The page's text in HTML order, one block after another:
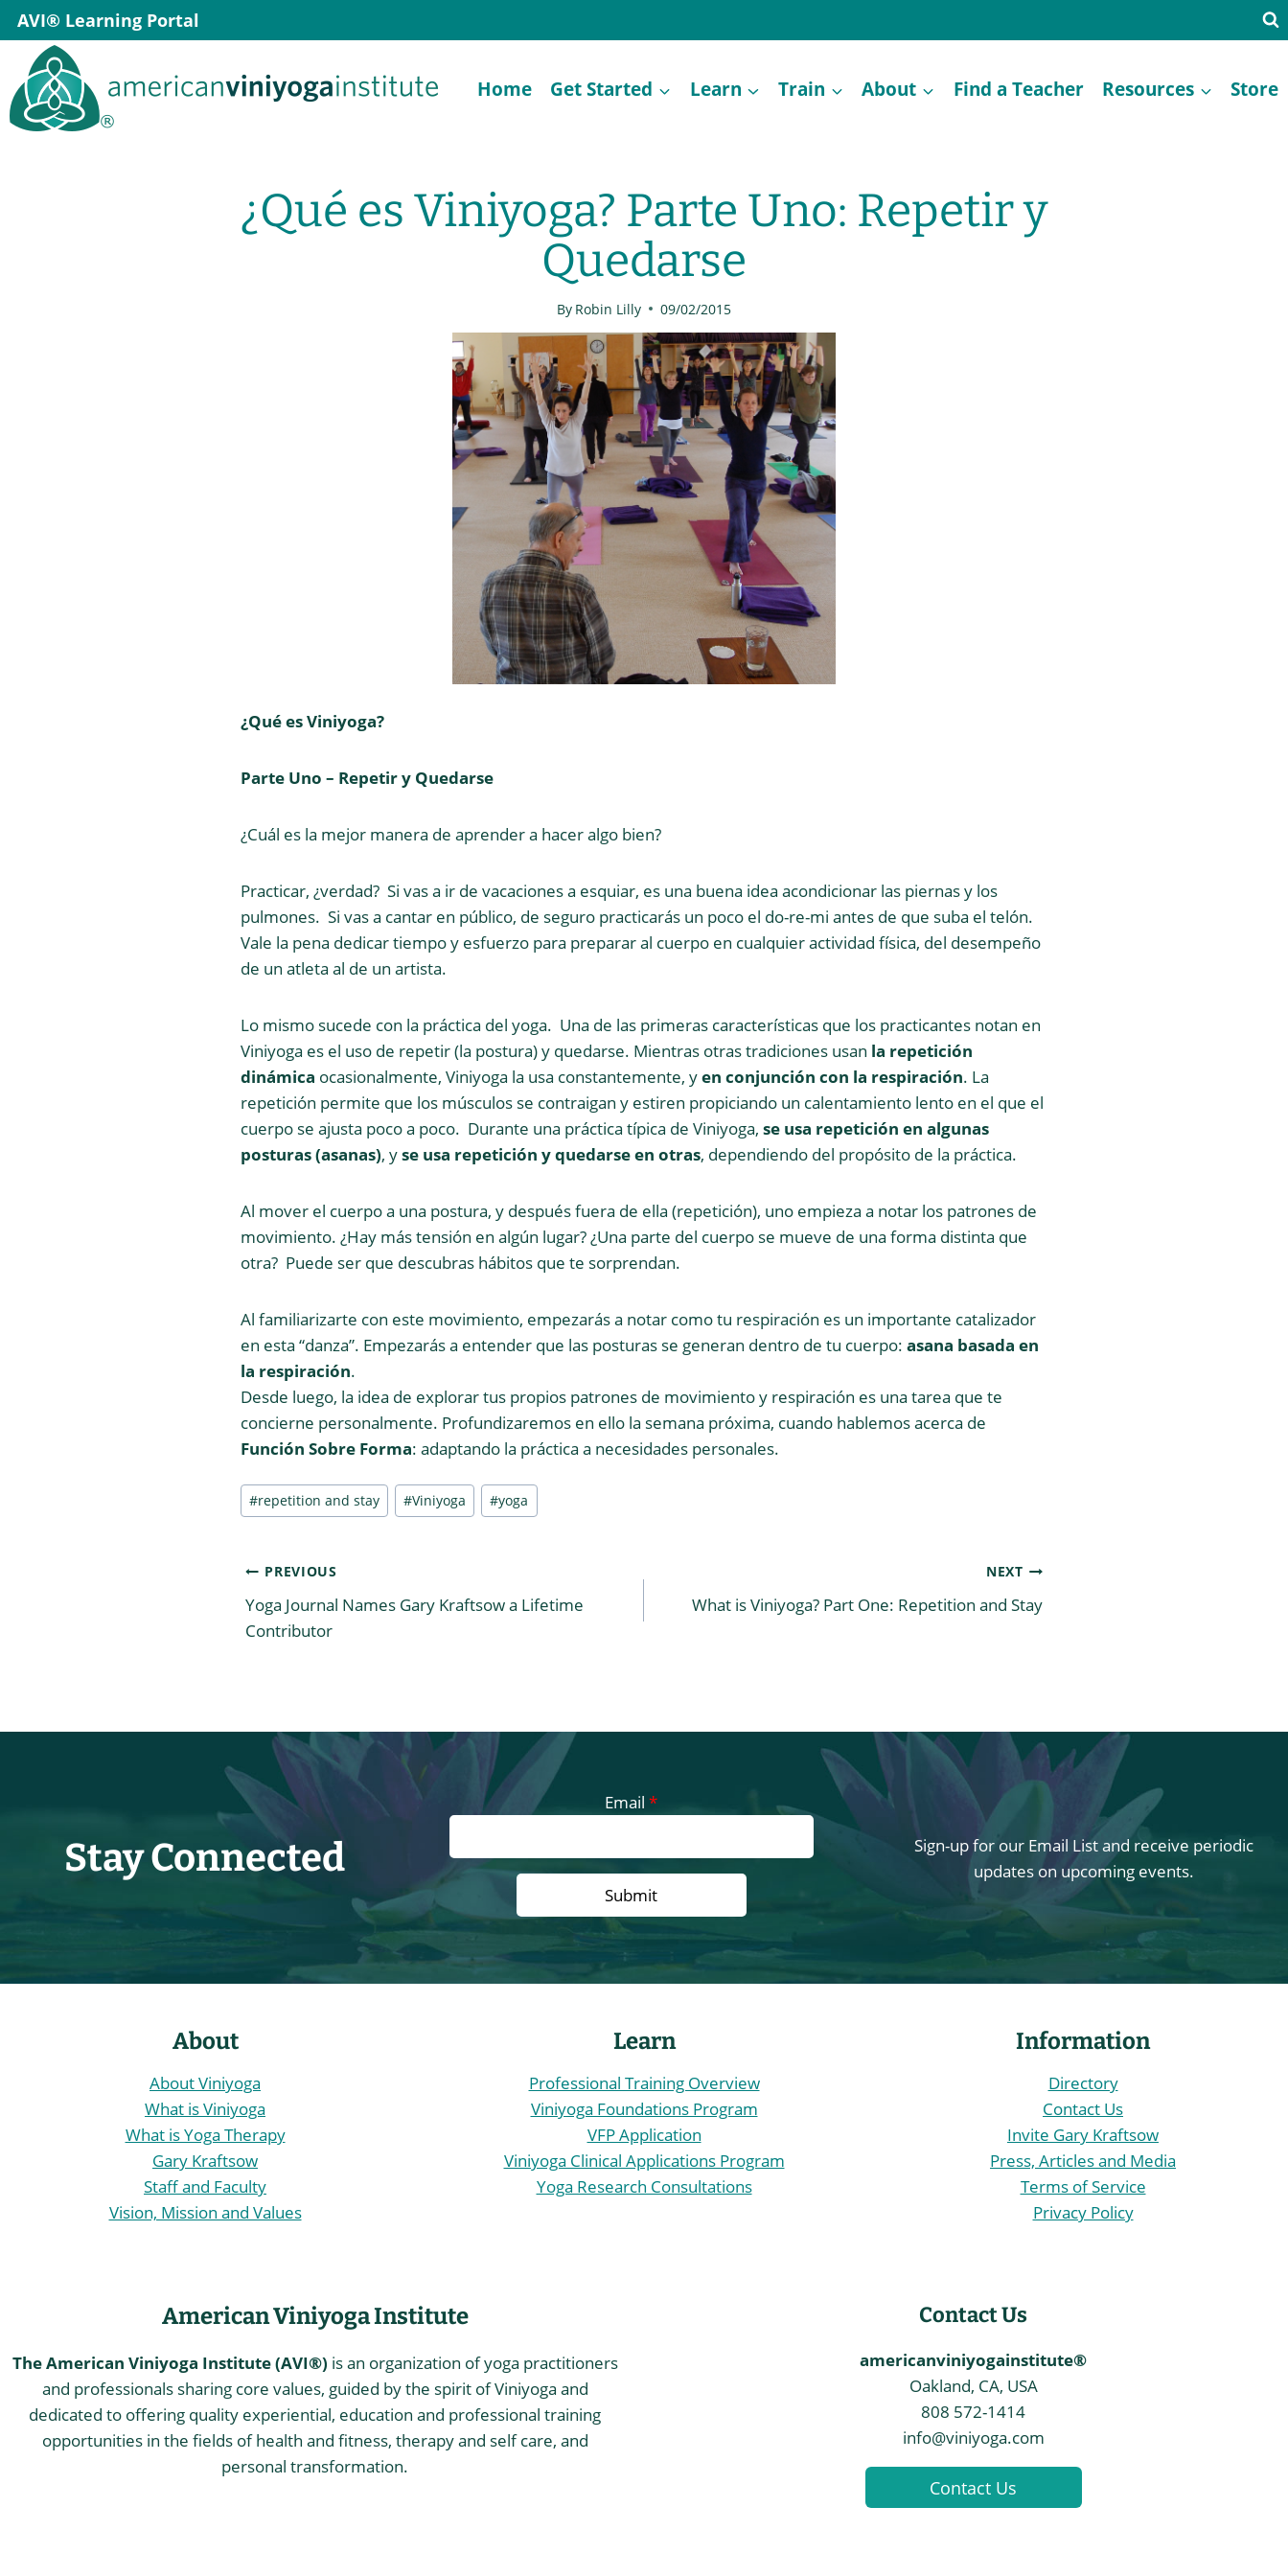
Skip
to
content
AVI® Learning Portal
Home Get Started Learn Train About Find a Teacher Resources Store
¿Qué es Viniyoga? Parte Uno: Repetir y
Quedarse
By Robin Lilly 09/02/2015
¿Qué es Viniyoga?
Parte Uno – Repetir y Quedarse
¿Cuál es la mejor manera de aprender a hacer algo bien?
Practicar, ¿verdad? Si vas a ir de vacaciones a esquiar, es una buena idea acondicionar las piernas y los
pulmones. Si vas a cantar en público, de seguro practicarás un poco el do-re-mi antes de que suba el telón.
Vale la pena dedicar tiempo y esfuerzo para preparar al cuerpo en cualquier actividad física, del desempeño
de un atleta al de un artista.
Lo mismo sucede con la práctica del yoga. Una de las primeras características que los practicantes notan en
Viniyoga es el uso de repetir (la postura) y quedarse. Mientras otras tradiciones usan la repetición
dinámica ocasionalmente, Viniyoga la usa constantemente, yen conjunción con la respiración. La
repetición permite que los músculos se contraigan y estiren propiciando un calentamiento lento en el que el
cuerpo se ajusta poco a poco. Durante una práctica típica de Viniyoga, se usa repetición en algunas
posturas (asanas), yse usa repetición y quedarse en otras, dependiendo del propósito de la práctica.
Al mover el cuerpo a una postura, y después fuera de ella (repetición), uno empieza a notar los patrones de
movimiento. ¿Hay más tensión en algún lugar? ¿Una parte del cuerpo se mueve de una forma distinta que
otra? Puede ser que descubras hábitos que te sorprendan.
Al familiarizarte con este movimiento, empezarás a notar como tu respiración es un importante catalizador
en esta “danza”. Empezarás a entender que las posturas se generan dentro de tu cuerpo: asana basada en
la respiración.
Desde luego, la idea de explorar tus propios patrones de movimiento y respiración es una tarea que te
concierne personalmente. Profundizaremos en ello la semana próxima, cuando hablemos acerca de
Función Sobre Forma: adaptando la práctica a necesidades personales.
Post
Tags:
#repetition and stay #Viniyoga #yoga
Post
navigation
PREVIOUS
Yoga Journal Names Gary Kraftsow a Lifetime
Contributor
NEXT
What is Viniyoga? Part One: Repetition and Stay
Stay Connected
Email*
Sign-up for our Email List and receive periodic
updates on upcoming events.
About
About Viniyoga
What is Viniyoga
What is Yoga Therapy
Gary Kraftsow
Staff and Faculty
Vision, Mission and Values
Learn
Professional Training Overview
Viniyoga Foundations Program
VFP Application
Viniyoga Clinical Applications Program
Yoga Research Consultations
Information
Directory
Contact Us
Invite Gary Kraftsow
Press, Articles and Media
Terms of Service
Privacy Policy
American Viniyoga Institute
The American Viniyoga Institute (AVI®) is an organization of yoga practitioners
and professionals sharing core values, guided by the spirit of Viniyoga and
dedicated to offering quality experiential, education and professional training
opportunities in the fields of health and fitness, therapy and self care, and
personal transformation.
Contact Us
americanviniyogainstitute®
Oakland, CA, USA
808 572-1414
info@viniyoga.com
Contact Us